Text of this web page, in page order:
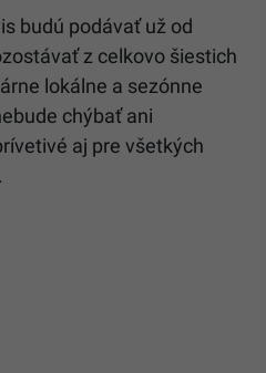
budú podávať už od
z celkovo šiestich
lokálne a sezónne
chýbať ani
aj pre všetkých